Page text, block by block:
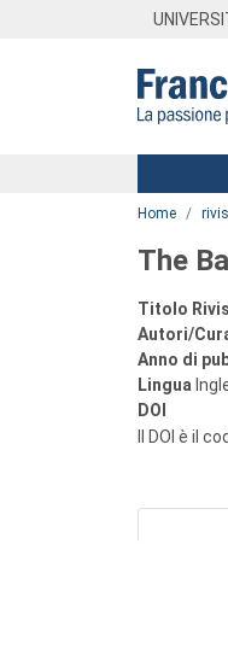
Menu
Home
The
Titolo
Autori/
Anno di
Lingua
DOI
Il DOI è il